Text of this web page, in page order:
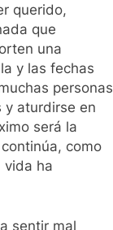
querido,
que
una
y las fechas
personas
y aturdirse en
será la
como
vida ha
sentir mal